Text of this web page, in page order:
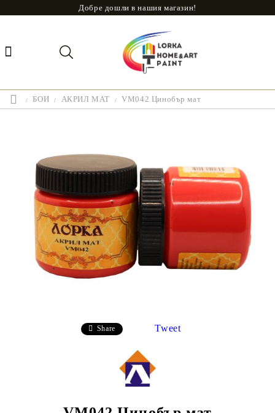
Добре дошли в нашия магазин!
БОИ АКРИЛ МАТ VM042 Цинобър мат
Share Tweet